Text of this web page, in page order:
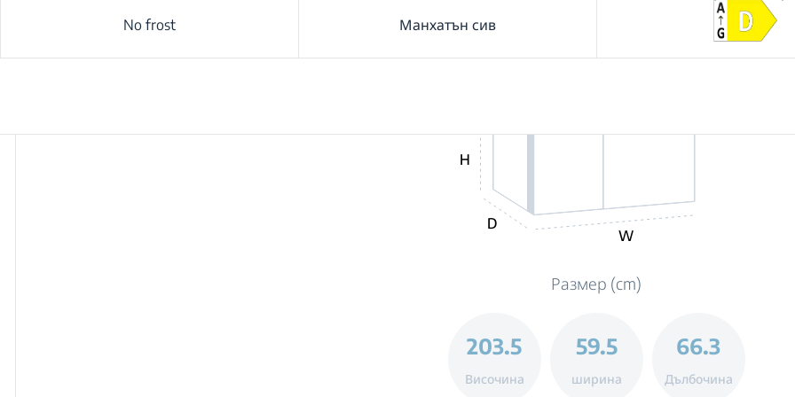
No frost
Манхатън сив
H
D
W
Размер (cm)
203.5
Височина
59.5
ширина
66.3
Дълбочина